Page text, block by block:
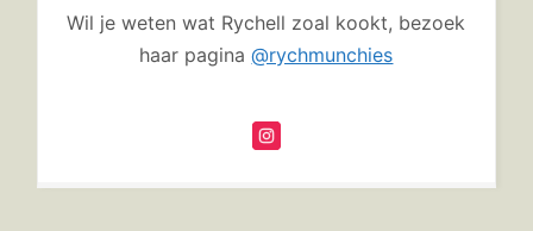
Wil je weten wat Rychell zoal kookt, bezoek
haar pagina@rychmunchies